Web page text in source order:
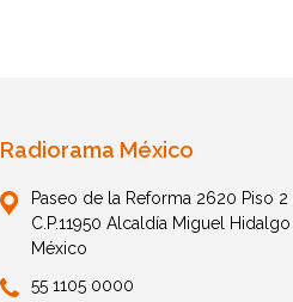
Radiorama México
Paseo de la Reforma 2620 Piso
C.P.11950 Alcaldía Miguel
México
55 1105 0000